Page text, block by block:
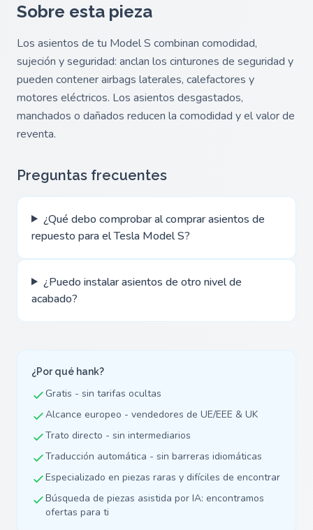
Sobre esta pieza
Los asientos de tu Model S combinan comodidad,
sujeción y seguridad: anclan los cinturones de seguridad y
pueden contener airbags laterales, calefactores y
motores eléctricos. Los asientos desgastados,
manchados o dañados reducen la comodidad y el valor de
reventa.
Preguntas frecuentes
¿Qué debo comprobar al comprar asientos de
repuesto para el Tesla Model S?
¿Puedo instalar asientos de otro nivel de
acabado?
¿Por qué hank?
Gratis - sin tarifas ocultas
Alcance europeo - vendedores de UE/EEE & UK
Trato directo - sin intermediarios
Traducción automática - sin barreras idiomáticas
Especializado en piezas raras y difíciles de encontrar
Búsqueda de piezas asistida por IA: encontramos
ofertas para ti